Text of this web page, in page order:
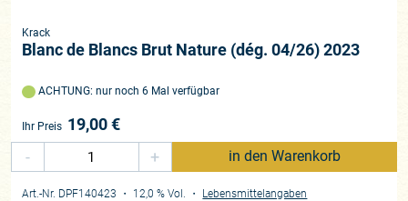
Krack
Blanc de Blancs Brut Nature (dég. 04/26) 2023
ACHTUNG: nur noch 6 Mal verfügbar
Ihr Preis 19,00€
-
+ in den Warenkorb
Art.-Nr. DPF140423 ・ 12,0 % Vol. ・ Lebensmittelangaben